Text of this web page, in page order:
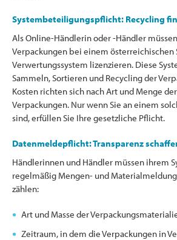
Systembeteiligungspflicht: Recycling
Als Online-Händlerin oder -Händler
Verpackungen bei einem österreichischen
Verwertungssystem lizenzieren. Diese
Sammeln, Sortieren und Recycling der
Kosten richten sich nach Art und Menge
Verpackungen. Nur wenn Sie an einem
sind, erfüllen Sie Ihre gesetzliche Pflicht.
Datenmeldepflicht: Transparenz
Händlerinnen und Händler müssen ihrem
regelmäßig Mengen- und
zählen:
Art und Masse der
Zeitraum, in dem die Verpackungen in